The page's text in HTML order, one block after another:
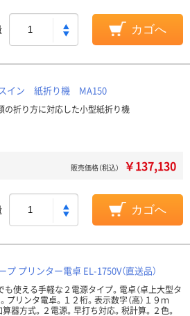
カゴへ
イン 紙折り機 MA150
の折り方に対応した小型紙折り機
販売価格（税込） ￥137,130
カゴへ
プ プリンター電卓 EL-1750V（直送品）
も使える手軽な２電源タイプ。電卓（卓上大型タ
。プリンタ電卓。１２桁。表示数字（高）１９ｍ
算器方式。２電源。早打ち対応。税計算。２色。